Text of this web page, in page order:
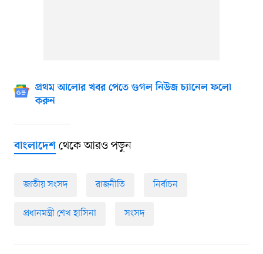
প্রথম আলোর খবর পেতে গুগল নিউজ চ্যানেল ফলো
করুন
বাংলাদেশথেকে আরও পড়ুন
জাতীয় সংসদ রাজনীতি নির্বাচন
প্রধানমন্ত্রী শেখ হাসিনা সংসদ